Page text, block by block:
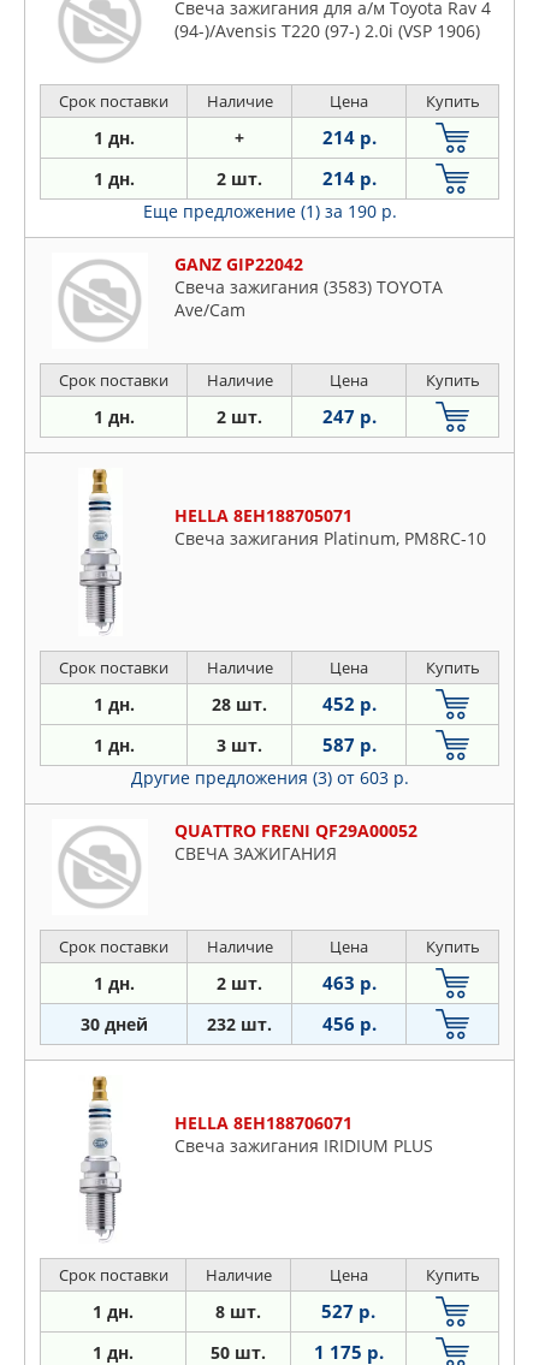
Свеча зажигания для а/м Toyota Rav 4
(94-)/Avensis T220 (97-) 2.0i (VSP 1906)
Срок поставки Наличие Цена Купить
1 дн. + 214 р.
1 дн. 2 шт. 214 р.
Еще предложение (1) за 190 р.
GANZ GIP22042
Свеча зажигания (3583) TOYOTA
Ave/Cam
Срок поставки Наличие Цена Купить
1 дн. 2 шт. 247 р.
HELLA 8EH188705071
Свеча зажигания Platinum, PM8RC-10
Срок поставки Наличие Цена Купить
1 дн. 28 шт. 452 р.
1 дн. 3 шт. 587 р.
Другие предложения (3) от 603 р.
QUATTRO FRENI QF29A00052
СВЕЧА ЗАЖИГАНИЯ
Срок поставки Наличие Цена Купить
1 дн. 2 шт. 463 р.
30 дней 232 шт. 456 р.
HELLA 8EH188706071
Свеча зажигания IRIDIUM PLUS
Срок поставки Наличие Цена Купить
1 дн. 8 шт. 527 р.
1 дн. 50 шт. 1 175 р.